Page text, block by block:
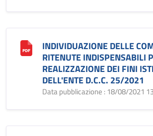
INDIVIDUAZIONE DELLE
RITENUTE INDISPENSABILI
REALIZZAZIONE DEI FINI
DELL'ENTE D.C.C. 25/2021
Data pubblicazione : 18/08/2021